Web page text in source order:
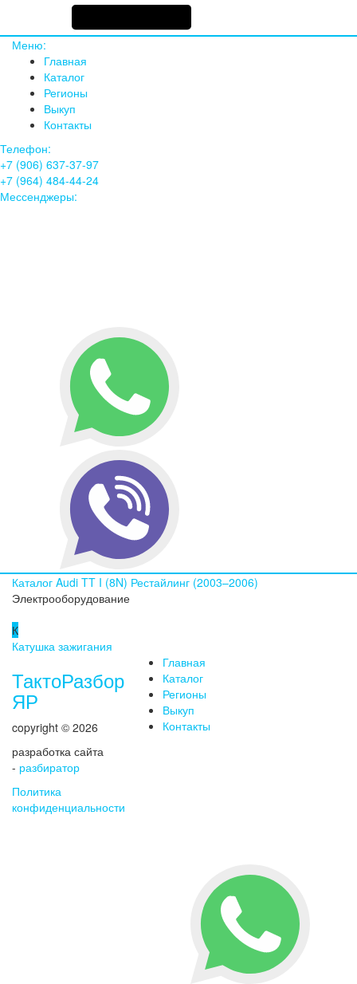
Меню:
Главная
Каталог
Регионы
Выкуп
Контакты
Телефон:
+7 (906) 637-37-97
+7 (964) 484-44-24
Мессенджеры:
Каталог Audi TT I (8N) Рестайлинг (2003–2006)
Электрооборудование
К
Катушка зажигания
ТактоРазбор
ЯР
copyright © 2026
разработка сайта
- разбиратор
Политика
конфиденциальности
Главная
Каталог
Регионы
Выкуп
Контакты